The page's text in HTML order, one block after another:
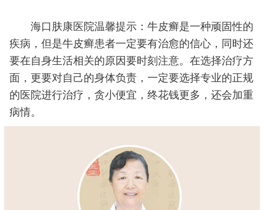
海口肤康医院温馨提示：牛皮癣是一种顽固性的
疾病，但是牛皮癣患者一定要有治愈的信心，同时还
要在自身生活相关的原因要时刻注意。在选择治疗方
面，更要对自己的身体负责，一定要选择专业的正规
的医院进行治疗，贪小便宜，终花钱更多，还会加重
病情。